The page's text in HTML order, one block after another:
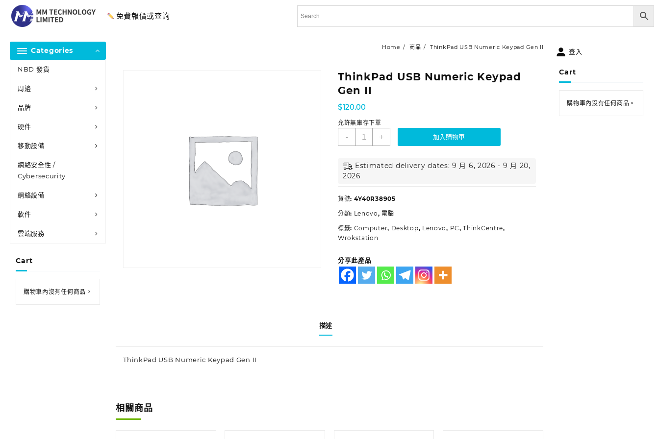
免費報價或查詢
Categories
NBD 發貨
周邊
品牌
硬件
移動設備
網絡安全性 /
Cybersecurity
網絡設備
軟件
雲端服務
Cart
購物車內沒有任何商品。
Home 商品 ThinkPad USB Numeric Keypad Gen II
ThinkPad USB Numeric Keypad
Gen II
$120.00
允許無庫存下單
- + 加入購物車
Estimated delivery dates: 9 月 6, 2026 - 9 月 20,
2026
貨號: 4Y40R38905
分類: Lenovo, 電腦
標籤: Computer, Desktop, Lenovo, PC,ThinkCentre,
Wrokstation
分享此產品
描述
ThinkPad USB Numeric Keypad Gen II
相關商品
登入
Cart
購物車內沒有任何商品。